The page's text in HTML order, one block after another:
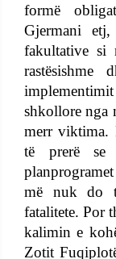
formë
Gjermani
fakultative si
shkollore nga
merr viktima.
të prerë se
më nuk do
fatalitete. Por
kalimin e
Zotit